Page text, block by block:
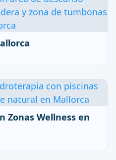
Zonas Wellness en